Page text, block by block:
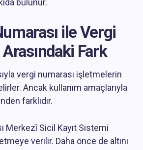
bulunur.
ile Vergi
Fark
vergi numarası işletmelerin
Ancak kullanım amaçlarıyla
farklıdır.
Merkezî Sicil Kayıt Sistemi
verilir. Daha önce de altını